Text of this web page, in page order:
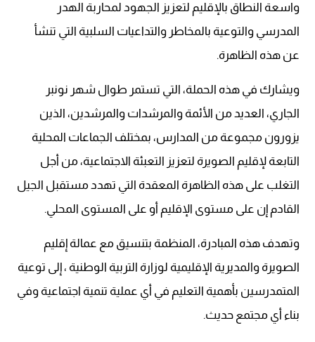
واسعة النطاق بالإقليم لتعزيز الجهود لمحاربة الهدر
المدرسي والتوعية بالمخاطر والتداعيات السلبية التي تنشأ
عن هذه الظاهرة.
ويشارك في هذه الحملة، التي تستمر طوال شهر نونبر
الجاري، العديد من الأئمة والمرشدات والمرشدين، الذين
يزورون مجموعة من المدارس، بمختلف الجماعات المحلية
التابعة لإقليم الصويرة لتعزيز التعبئة الاجتماعية، من أجل
التغلب على هذه الظاهرة المعقدة التي تهدد مستقبل الجيل
القادم إن على مستوى الإقليم أو على المستوى المحلي.
وتهدف هذه المبادرة، المنظمة بتنسيق مع عمالة إقليم
الصويرة والمديرية الإقليمية لوزارة التربية الوطنية ، إلى توعية
المتمدرسين بأهمية التعليم في أي عملية تنمية اجتماعية وفي
بناء أي مجتمع حديث.